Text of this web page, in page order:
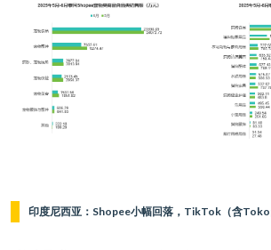
印度尼西亚：Shopee小幅回落，TikTok（含